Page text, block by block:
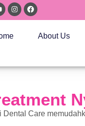
About Us
Dental Care